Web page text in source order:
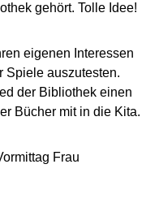
gehört. Tolle Idee!
eigenen Interessen
Spiele auszutesten.
der Bibliothek einen
Bücher mit in die Kita.
Frau